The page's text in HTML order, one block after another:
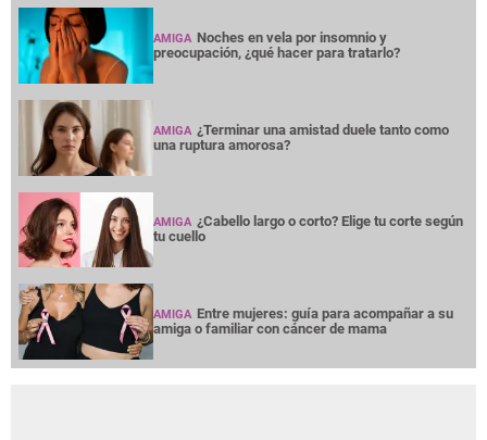
AMIGA Noches en vela por insomnio y
preocupación, ¿qué hacer para tratarlo?
AMIGA ¿Terminar una amistad duele tanto como
una ruptura amorosa?
AMIGA ¿Cabello largo o corto? Elige tu corte según
tu cuello
AMIGA Entre mujeres: guía para acompañar a su
amiga o familiar con cáncer de mama